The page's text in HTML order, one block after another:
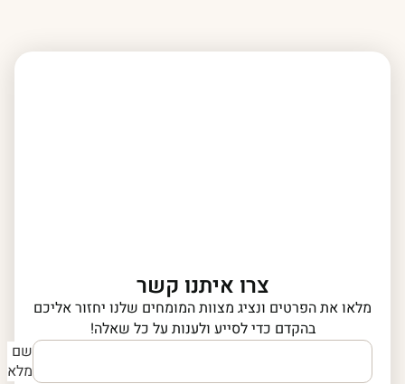
צרו איתנו קשר
מלאו את הפרטים ונציג מצוות המומחים שלנו יחזור אליכם
בהקדם כדי לסייע ולענות על כל שאלה!
שם
מלא